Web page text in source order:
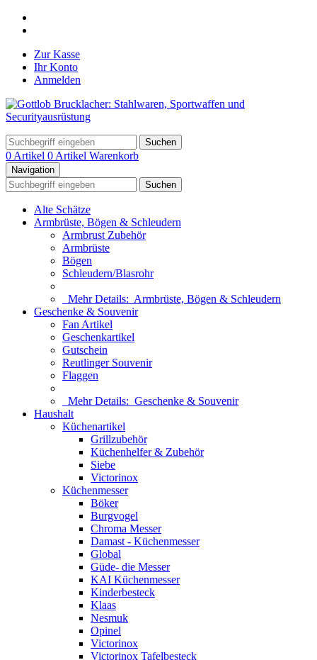
Zur Kasse
Ihr Konto
Anmelden
Suchen
0 Artikel 0 Artikel Warenkorb
Navigation
Suchen
Alte Schätze
Armbrüste, Bögen & Schleudern
Armbrust Zubehör
Armbrüste
Bögen
Schleudern/Blasrohr
Mehr Details: Armbrüste, Bögen & Schleudern
Geschenke & Souvenir
Fan Artikel
Geschenkartikel
Gutschein
Reutlinger Souvenir
Flaggen
Mehr Details: Geschenke & Souvenir
Haushalt
Küchenartikel
Grillzubehör
Küchenhelfer & Zubehör
Siebe
Victorinox
Küchenmesser
Böker
Burgvogel
Chroma Messer
Damast - Küchenmesser
Global
Güde- die Messer
KAI Küchenmesser
Kinderbesteck
Klaas
Nesmuk
Opinel
Victorinox
Victorinox Tafelbesteck